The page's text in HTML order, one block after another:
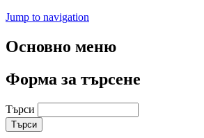
Jump to navigation
Основно меню
Форма за търсене
Търси